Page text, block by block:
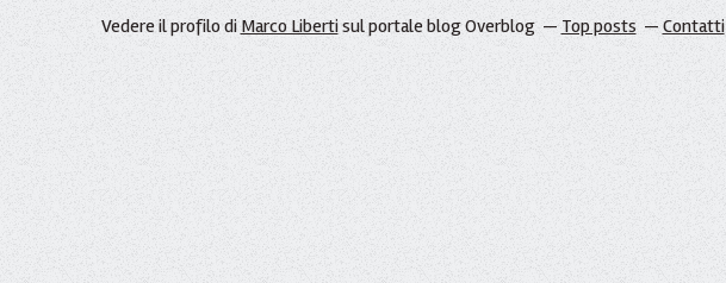
Vedere il profilo di Marco Libertisul portale blog Overblog Top posts Contatti